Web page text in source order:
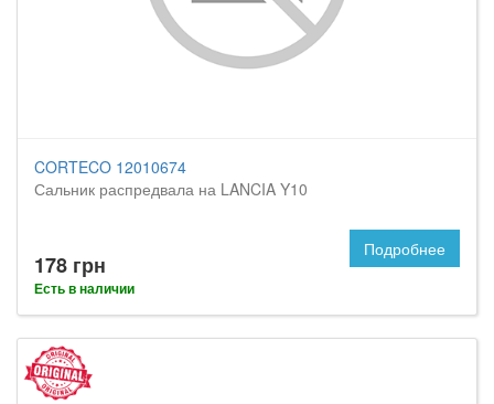
CORTECO 12010674
Сальник распредвала на LANCIA Y10
178 грн
Есть в наличии
Подробнее